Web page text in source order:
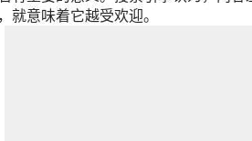
意味着它越受欢迎。